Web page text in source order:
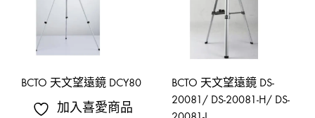
BCTO 天文望遠鏡 DCY80
加入喜愛商品
BCTO 天文望遠鏡 DS-
20081/ DS-20081-H/ DS-